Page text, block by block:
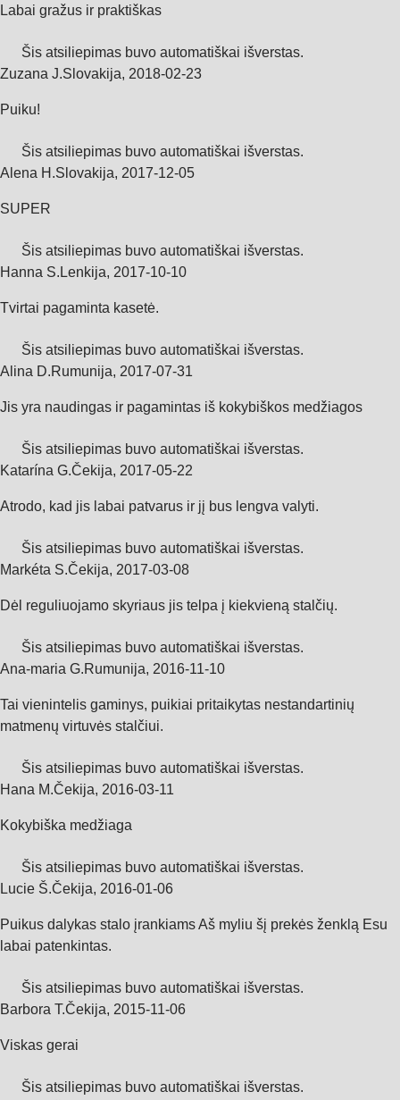
Labai gražus ir praktiškas
Šis atsiliepimas buvo automatiškai išverstas.
Zuzana J.Slovakija, 2018‑02‑23
Puiku!
Šis atsiliepimas buvo automatiškai išverstas.
Alena H.Slovakija, 2017‑12‑05
SUPER
Šis atsiliepimas buvo automatiškai išverstas.
Hanna S.Lenkija, 2017‑10‑10
Tvirtai pagaminta kasetė.
Šis atsiliepimas buvo automatiškai išverstas.
Alina D.Rumunija, 2017‑07‑31
Jis yra naudingas ir pagamintas iš kokybiškos medžiagos
Šis atsiliepimas buvo automatiškai išverstas.
Katarína G.Čekija, 2017‑05‑22
Atrodo, kad jis labai patvarus ir jį bus lengva valyti.
Šis atsiliepimas buvo automatiškai išverstas.
Markéta S.Čekija, 2017‑03‑08
Dėl reguliuojamo skyriaus jis telpa į kiekvieną stalčių.
Šis atsiliepimas buvo automatiškai išverstas.
Ana-maria G.Rumunija, 2016‑11‑10
Tai vienintelis gaminys, puikiai pritaikytas nestandartinių
matmenų virtuvės stalčiui.
Šis atsiliepimas buvo automatiškai išverstas.
Hana M.Čekija, 2016‑03‑11
Kokybiška medžiaga
Šis atsiliepimas buvo automatiškai išverstas.
Lucie Š.Čekija, 2016‑01‑06
Puikus dalykas stalo įrankiams Aš myliu šį prekės ženklą Esu
labai patenkintas.
Šis atsiliepimas buvo automatiškai išverstas.
Barbora T.Čekija, 2015‑11‑06
Viskas gerai
Šis atsiliepimas buvo automatiškai išverstas.